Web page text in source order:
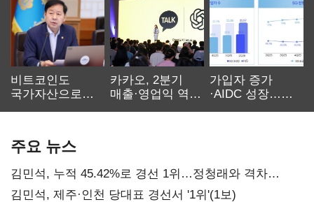
비트코인도
국가자산으로…'
카카오, 2분기
매출·영업익 역대
가입자 증가
·AIDC 성장…
주요 뉴스
김민석, 누적 45.42%로 경선 1위…정청래와 격차
0.86%p(2보)
김민석, 제주·인천 당대표 경선서 '1위'(1보)